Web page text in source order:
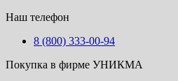
Наш телефон
8 (800) 333-00-94
Покупка в фирме УНИКМА